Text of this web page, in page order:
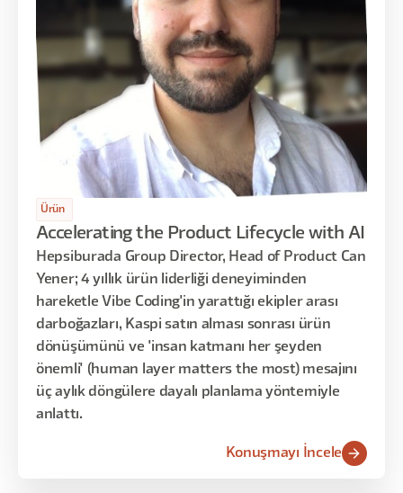
Ürün
Accelerating the Product Lifecycle with AI
Hepsiburada Group Director, Head of Product Can
Yener; 4 yıllık ürün liderliği deneyiminden
hareketle Vibe Coding'in yarattığı ekipler arası
darboğazları, Kaspi satın alması sonrası ürün
dönüşümünü ve 'insan katmanı her şeyden
önemli' (human layer matters the most) mesajını
üç aylık döngülere dayalı planlama yöntemiyle
anlattı.
Konuşmayı İncele